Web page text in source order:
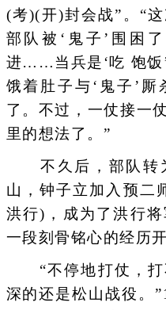
(考)(开)封会战”。“
部队被‘鬼子’围困
进……当兵是‘吃 饱饭
饿着肚子与‘鬼子’
了。不过，一仗接一
里的想法了。”
不久后，部队转
山，钟子立加入预二
洪行)，成为了洪行
一段刻骨铭心的经历开
“不停地打仗，打
深的还是松山战役。